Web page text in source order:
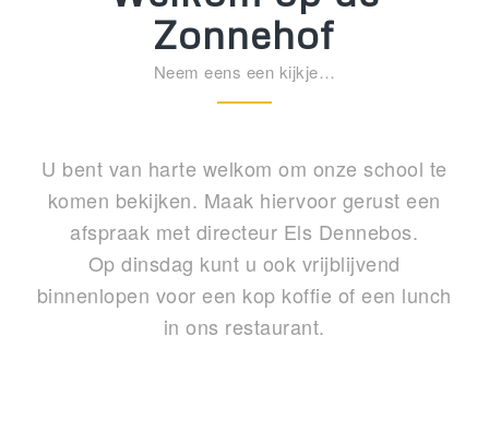
Zonnehof
Neem eens een kijkje…
U bent van harte welkom om onze school te
komen bekijken. Maak hiervoor gerust een
afspraak met directeur Els Dennebos.
Op dinsdag kunt u ook vrijblijvend
binnenlopen voor een kop koffie of een lunch
in ons restaurant.